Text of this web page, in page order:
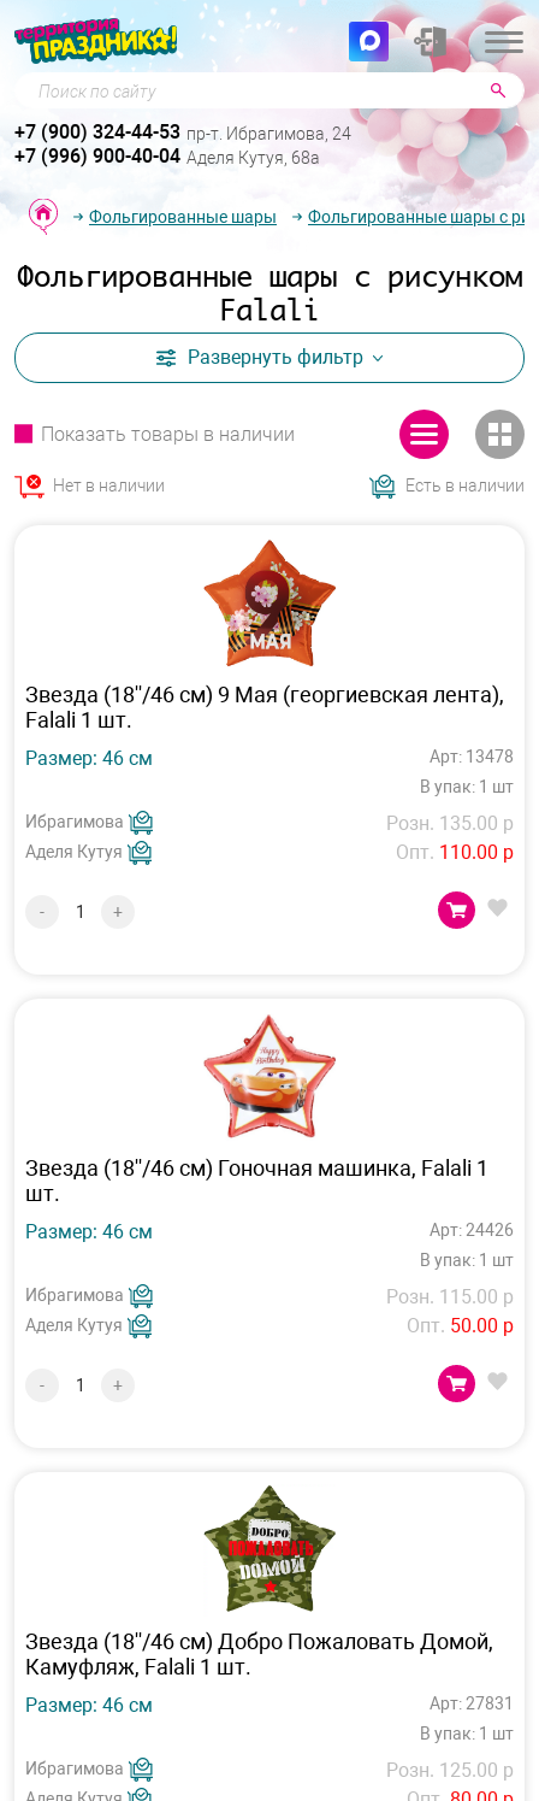
Поиск по сайту
+7 (900) 324-44-53 пр-т. Ибрагимова, 24
+7 (996) 900-40-04 Аделя Кутуя, 68а
Фольгированные шары Фольгированные шары с
Фольгированные шары с рисунком
Falali
Развернуть фильтр
Показать товары в наличии
Нет в наличии Есть в наличии
Звезда (18''/46 см) 9 Мая (георгиевская лента),
Falali 1 шт.
Размер: 46 см
Арт: 13478
В упак: 1 шт
Ибрагимова
Аделя Кутуя
Розн. 135.00 р
Опт. 110.00 р
- +
Звезда (18''/46 см) Гоночная машинка, Falali 1
шт.
Размер: 46 см
Арт: 24426
В упак: 1 шт
Ибрагимова
Аделя Кутуя
Розн. 115.00 р
Опт. 50.00 р
- +
Звезда (18''/46 см) Добро Пожаловать Домой,
Камуфляж, Falali 1 шт.
Размер: 46 см
Арт: 27831
В упак: 1 шт
Ибрагимова
Розн. 125.00 р